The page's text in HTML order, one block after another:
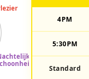
4PM
5:30PM
Standard